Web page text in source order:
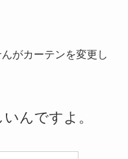
がカーテンを変更し
んですよ。